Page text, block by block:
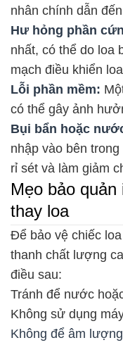
nhân chính dẫn
Hư hỏng phần
nhất, có thể do loa
mạch điều khiển
Lỗi phần mềm:
có thể gây ảnh
Bụi bẩn hoặc
nhập vào bên
rỉ sét và làm giảm
Mẹo bảo
thay loa
Để bảo vệ chiếc
thanh chất lượng
điều sau:
Tránh để nước
Không sử dụng
Không để âm